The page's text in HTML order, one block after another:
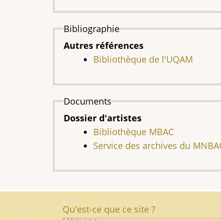
Bibliographie
Autres références
Bibliothèque de l'UQAM
Documents
Dossier d'artistes
Bibliothèque MBAC
Service des archives du
PiedQu'est-ce que ce site ?